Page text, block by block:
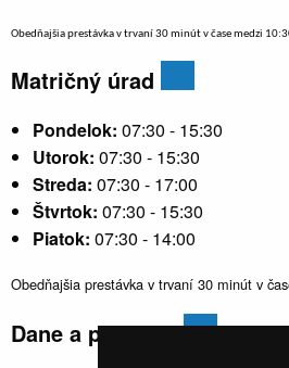
Obedňajšia prestávka v trvaní 30 minút v čase medzi
Matričný úrad
Pondelok: 07:30 - 15:30
Utorok: 07:30 - 15:30
Streda: 07:30 - 17:00
Štvrtok: 07:30 - 15:30
Piatok: 07:30 - 14:00
Obedňajšia prestávka v trvaní 30 minút v
Dane a poplatky